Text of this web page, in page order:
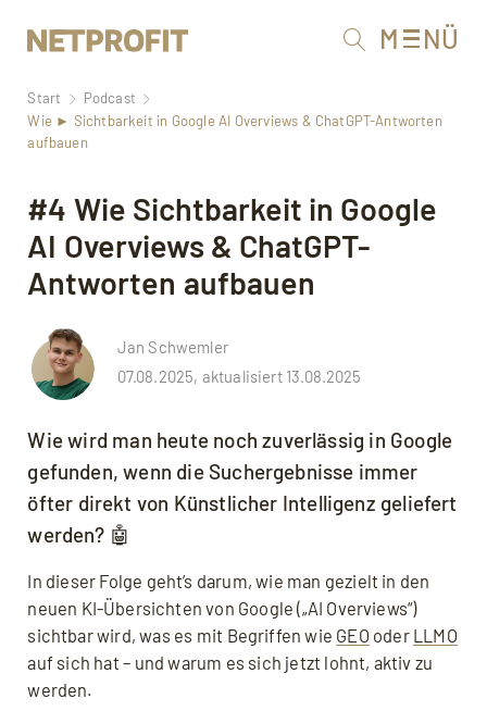
LEISTUNGEN
Webdesign
Webentwicklung
Online-Marketing
Online-Recruiting
Über uns
Arbeiten
Kunden
Blog
Podcast
WISSEN
Blog
Podcast
Lexikon
Tools
Downloads
KONTAKT
M NÜ
Start
Podcast
Wie ► Sichtbarkeit in Google AI Overviews & ChatGPT-Antworten
aufbauen
#4 Wie Sichtbarkeit in Google
AI Overviews & ChatGPT-
Antworten aufbauen
Jan Schwemler
07.08.2025, aktualisiert 13.08.2025
Wie wird man heute noch zuverlässig in Google
gefunden, wenn die Suchergebnisse immer
öfter direkt von Künstlicher Intelligenz geliefert
werden? 🤖
In dieser Folge geht’s darum, wie man gezielt in den
neuen KI-Übersichten von Google („AI Overviews“)
sichtbar wird, was es mit Begriffen wie GEO oder LLMO
auf sich hat – und warum es sich jetzt lohnt, aktiv zu
werden.